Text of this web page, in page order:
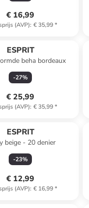
€ 16,99
(AVP): € 35,99*
ESPRIT
beha bordeaux
-27%
€ 25,99
(AVP): € 35,99*
ESPRIT
beige - 20 denier
-23%
€ 12,99
(AVP): € 16,99*